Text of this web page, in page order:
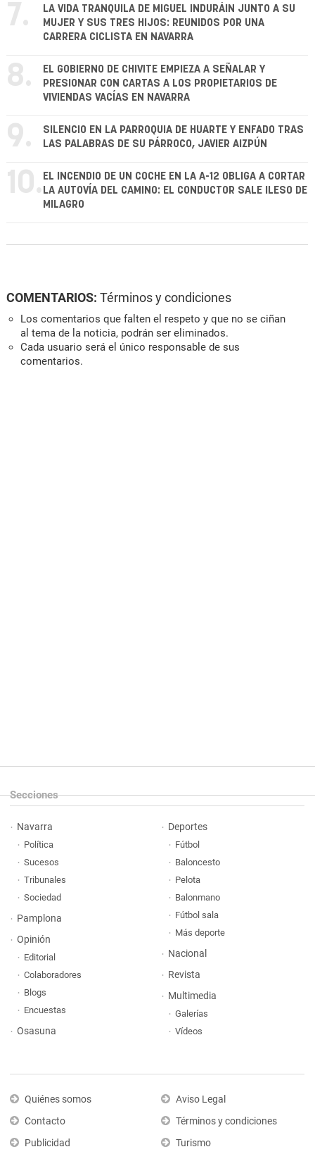
7.
LA VIDA TRANQUILA DE MIGUEL INDURÁIN JUNTO A SU
MUJER Y SUS TRES HIJOS: REUNIDOS POR UNA
CARRERA CICLISTA EN NAVARRA
8.
EL GOBIERNO DE CHIVITE EMPIEZA A SEÑALAR Y
PRESIONAR CON CARTAS A LOS PROPIETARIOS DE
VIVIENDAS VACÍAS EN NAVARRA
9.
SILENCIO EN LA PARROQUIA DE HUARTE Y ENFADO TRAS
LAS PALABRAS DE SU PÁRROCO, JAVIER AIZPÚN
10. EL INCENDIO DE UN COCHE EN LA A-12 OBLIGA A CORTAR
LA AUTOVÍA DEL CAMINO: EL CONDUCTOR SALE ILESO DE
MILAGRO
COMENTARIOS: Términos y condiciones
Los comentarios que falten el respeto y que no se ciñan
al tema de la noticia, podrán ser eliminados.
Cada usuario será el único responsable de sus
comentarios.
Secciones
Navarra
Política
Sucesos
Tribunales
Sociedad
Pamplona
Opinión
Editorial
Colaboradores
Blogs
Encuestas
Osasuna
Deportes
Fútbol
Baloncesto
Pelota
Balonmano
Fútbol sala
Más deporte
Nacional
Revista
Multimedia
Galerías
Vídeos
Quiénes somos
Contacto
Publicidad
Aviso Legal
Términos y condiciones
Turismo